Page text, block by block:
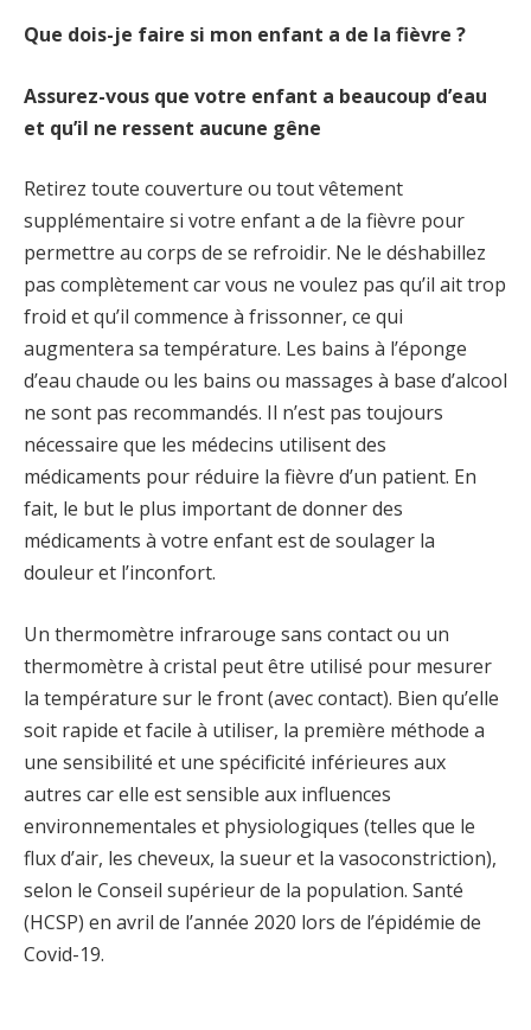
Que dois-je faire si mon enfant a de la fièvre ?
Assurez-vous que votre enfant a beaucoup d’eau
et qu’il ne ressent aucune gêne
Retirez toute couverture ou tout vêtement
supplémentaire si votre enfant a de la fièvre pour
permettre au corps de se refroidir. Ne le déshabillez
pas complètement car vous ne voulez pas qu’il ait trop
froid et qu’il commence à frissonner, ce qui
augmentera sa température. Les bains à l’éponge
d’eau chaude ou les bains ou massages à base d’alcool
ne sont pas recommandés. Il n’est pas toujours
nécessaire que les médecins utilisent des
médicaments pour réduire la fièvre d’un patient. En
fait, le but le plus important de donner des
médicaments à votre enfant est de soulager la
douleur et l’inconfort.
Un thermomètre infrarouge sans contact ou un
thermomètre à cristal peut être utilisé pour mesurer
la température sur le front (avec contact). Bien qu’elle
soit rapide et facile à utiliser, la première méthode a
une sensibilité et une spécificité inférieures aux
autres car elle est sensible aux influences
environnementales et physiologiques (telles que le
flux d’air, les cheveux, la sueur et la vasoconstriction),
selon le Conseil supérieur de la population. Santé
(HCSP) en avril de l’année 2020 lors de l’épidémie de
Covid-19.